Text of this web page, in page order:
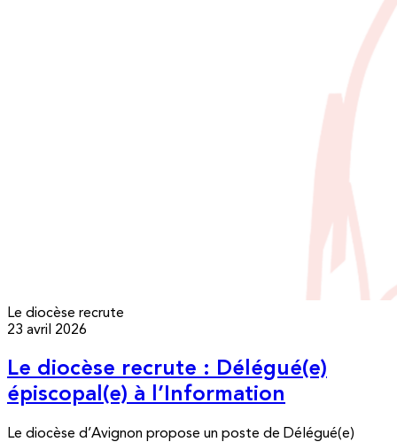
Le diocèse recrute
23 avril 2026
Le diocèse recrute : Délégué(e)
épiscopal(e) à l’Information
Le diocèse d’Avignon propose un poste de Délégué(e)